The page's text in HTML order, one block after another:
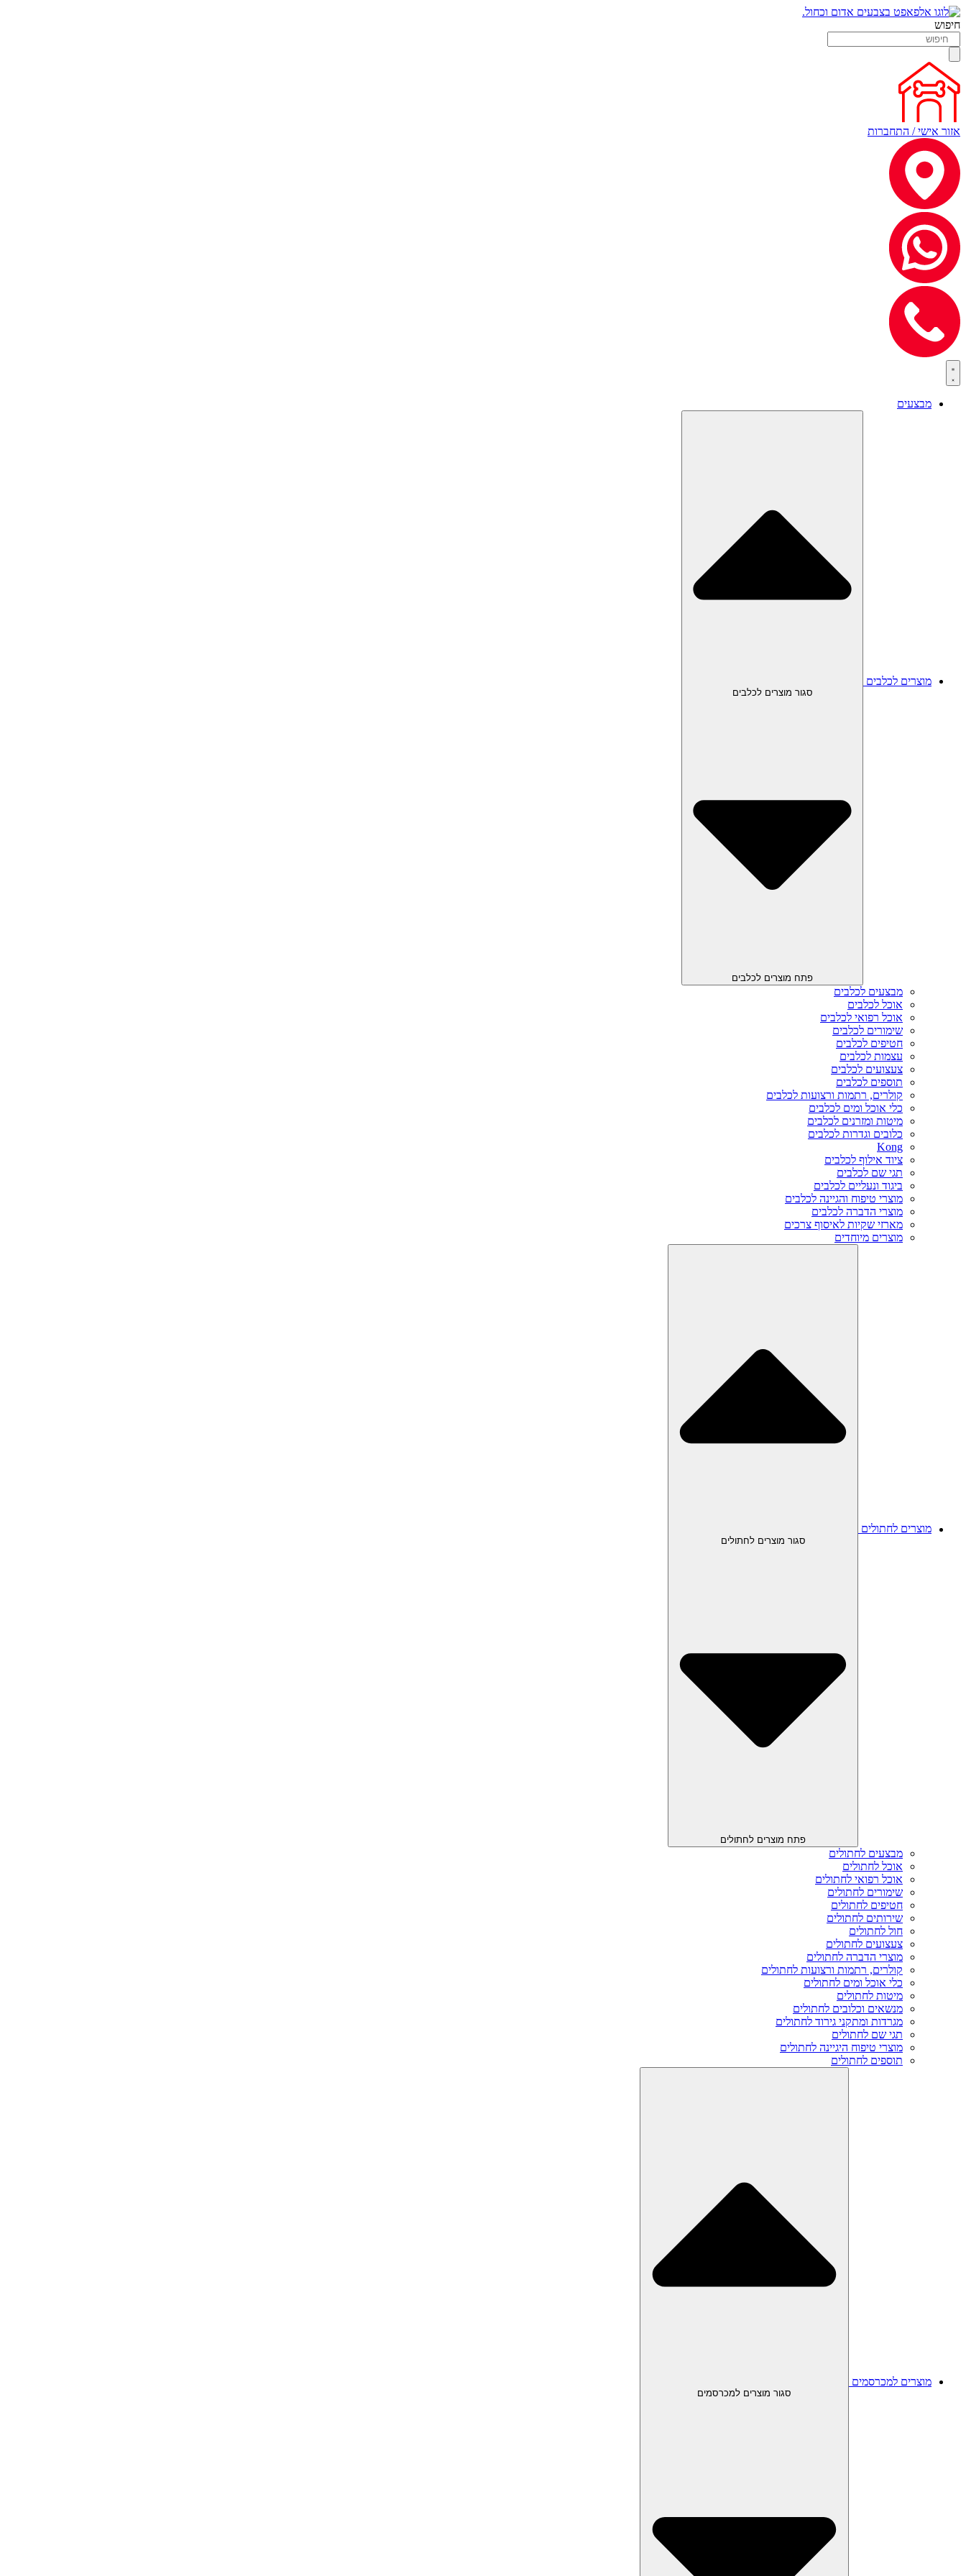
חיפוש
אזור אישי / התחברות
מבצעים
מוצרים לכלבים
סגור מוצרים לכלבים
פתח מוצרים לכלבים
מבצעים לכלבים
אוכל לכלבים
אוכל רפואי לכלבים
שימורים לכלבים
חטיפים לכלבים
עצמות לכלבים
צעצועים לכלבים
תוספים לכלבים
קולרים, רתמות ורצועות לכלבים
כלי אוכל ומים לכלבים
מיטות ומזרנים לכלבים
כלובים וגדרות לכלבים
Kong
ציוד אילוף לכלבים
תגי שם לכלבים
ביגוד ונעליים לכלבים
מוצרי טיפוח והגיינה לכלבים
מוצרי הדברה לכלבים
מארזי שקיות לאיסוף צרכים
מוצרים מיוחדים
מוצרים לחתולים
סגור מוצרים לחתולים
פתח מוצרים לחתולים
מבצעים לחתולים
אוכל לחתולים
אוכל רפואי לחתולים
שימורים לחתולים
חטיפים לחתולים
שירותים לחתולים
חול לחתולים
צעצועים לחתולים
מוצרי הדברה לחתולים
קולרים, רתמות ורצועות לחתולים
כלי אוכל ומים לחתולים
מיטות לחתולים
מנשאים וכלובים לחתולים
מגרדות ומתקני גירוד לחתולים
תגי שם לחתולים
מוצרי טיפוח היגיינה לחתולים
תוספים לחתולים
מוצרים למכרסמים
סגור מוצרים למכרסמים